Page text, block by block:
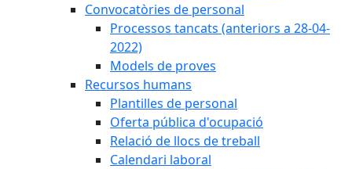
Convocatòries de personal
Processos tancats (anteriors a 28-04-
2022)
Models de proves
Recursos humans
Plantilles de personal
Oferta pública d'ocupació
Relació de llocs de treball
Calendari laboral